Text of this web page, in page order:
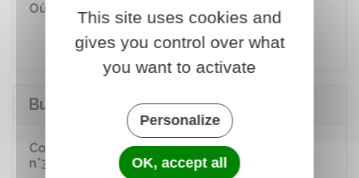
Où s'adresser ?
Bulletin n°3 du casier judiciaire
Condamnations recensées dans le bulletin
n°3 du casier judiciaire
This site uses cookies and
gives you control over what
you want to activate
Personalize
OK, accept all